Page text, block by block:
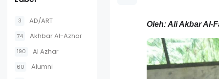
3 AD/ART
74 Akhbar Al-Azhar
190 Al Azhar
60 Alumni
Oleh: Ali Akbar Al-